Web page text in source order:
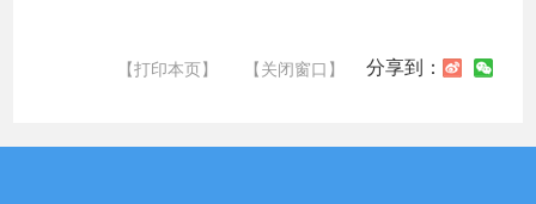
【打印本页】 【关闭窗口】 分享到：